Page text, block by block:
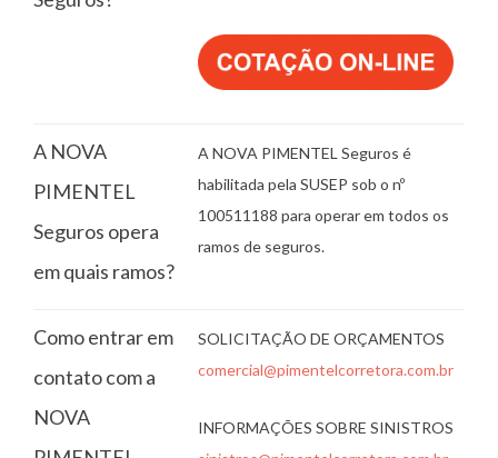
A NOVA
PIMENTEL
Seguros opera
em quais ramos?
A NOVA PIMENTEL Seguros é
habilitada pela SUSEP sob o nº
100511188 para operar em todos os
ramos de seguros.
Como entrar em
contato com a
NOVA
SOLICITAÇÃO DE ORÇAMENTOS
comercial@pimentelcorretora.com.br
INFORMAÇÕES SOBRE SINISTROS